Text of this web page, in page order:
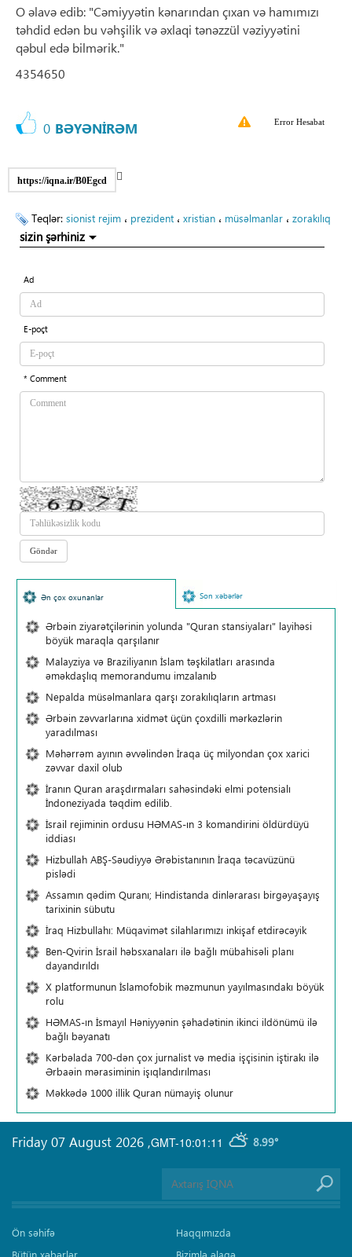
O əlavə edib: "Cəmiyyətin kənarından çıxan və hamımızı
təhdid edən bu vəhşilik və əxlaqi tənəzzül vəziyyətini
qəbul edə bilmərik."
4354650
0 BƏYƏNİRƏM Error Hesabat
https://iqna.ir/B0Egcd
Teqlər: sionist rejim ، prezident ، xristian ، müsəlmanlar ، zorakılıq
sizin şərhiniz
Ad
E-poçt
* Comment
Ən çox oxunanlar Son xəbərlər
Ərbəin ziyarətçilərinin yolunda "Quran stansiyaları" layihəsi
böyük maraqla qarşılanır
Malayziya və Braziliyanın İslam təşkilatları arasında
əməkdaşlıq memorandumu imzalanıb
Nepalda müsəlmanlara qarşı zorakılıqların artması
Ərbəin zəvvarlarına xidmət üçün çoxdilli mərkəzlərin
yaradılması
Məhərrəm ayının əvvəlindən İraqa üç milyondan çox xarici
zəvvar daxil olub
İranın Quran araşdırmaları sahəsindəki elmi potensialı
İndoneziyada təqdim edilib.
İsrail rejiminin ordusu HƏMAS-ın 3 komandirini öldürdüyü
iddiası
Hizbullah ABŞ-Səudiyyə Ərəbistanının İraqa təcavüzünü
pislədi
Assamın qədim Quranı; Hindistanda dinlərarası birgəyaşayış
tarixinin sübutu
İraq Hizbullahı: Müqavimət silahlarımızı inkişaf etdirəcəyik
Ben-Qvirin İsrail həbsxanaları ilə bağlı mübahisəli planı
dayandırıldı
X platformunun İslamofobik məzmunun yayılmasındakı böyük
rolu
HƏMAS-ın İsmayıl Həniyyənin şəhadətinin ikinci ildönümü ilə
bağlı bəyanatı
Kərbəlada 700-dən çox jurnalist və media işçisinin iştirakı ilə
Ərbaəin mərasiminin işıqlandırılması
Məkkədə 1000 illik Quran nümayiş olunur
GMT-10:01:11 8.99°
Friday 07 August 2026 ,
Ön səhifə
Bütün xəbərlər
Haqqımızda
Bizimlə əlaqə